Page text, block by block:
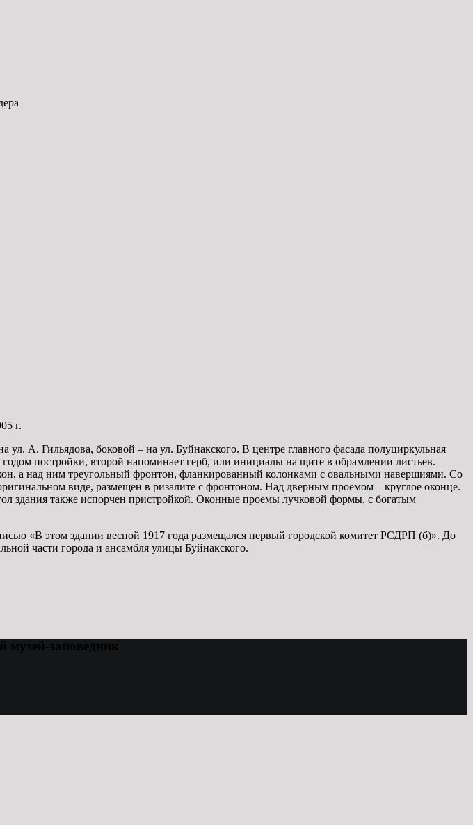
г.
А. Гильядова, боковой – на ул. Буйнакского. В центре главного фасада полуциркульная
постройки, второй напоминает герб, или инициалы на щите в обрамлении листьев.
а над ним треугольный фронтон, фланкированный колонками с овальными навершиями. Со
виде, размещен в ризалите с фронтоном. Над дверным проемом – круглое оконце.
здания также испорчен пристройкой. Оконные проемы лучковой формы, с богатым
«В этом здании весной 1917 года размещался первый городской комитет РСДРП (б)». До
части города и ансамбля улицы Буйнакского.
музей-заповедник